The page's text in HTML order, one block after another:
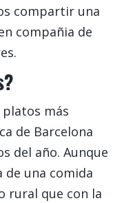
compartir una
compañia de
más
de Barcelona
del año. Aunque
de una comida
rural que con la